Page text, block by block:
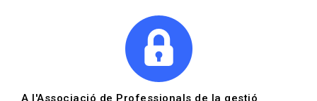
A l'Associació de Professionals de la gestió